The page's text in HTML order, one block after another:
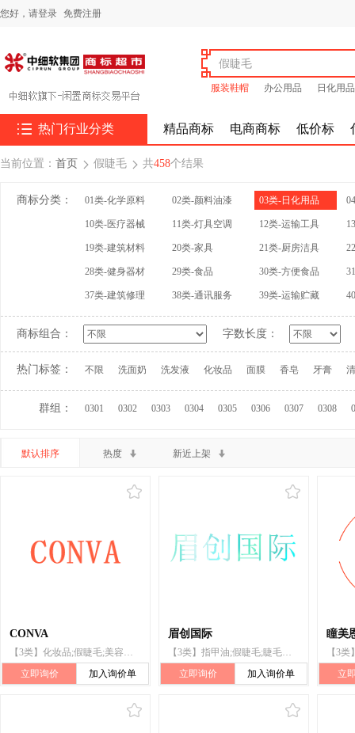
您好， 请登录 免费注册
服装鞋帽 办公用品 日化用品
 热门行业分类 精品商标 电商商标 低价标
当前位置： 首页  假睫毛  共458个结果
商标分类： 01类-化学原料 02类-颜料油漆 03类-日化用品
10类-医疗器械 11类-灯具空调 12类-运输工具
19类-建筑材料 20类-家具 21类-厨房洁具
28类-健身器材 29类-食品 30类-方便食品
37类-建筑修理 38类-通讯服务 39类-运输贮藏
商标组合： 字数长度：
热门标签： 不限 洗面奶 洗发液 化妆品 面膜 香皂 牙膏
群组： 0301 0302 0303 0304 0305 0306 0307 0308
默认排序 热度 新近上架
CONVA
【3类】化妆品;假睫毛;美容面膜;口红;香水;眼影盘;脱毛膏;爽肤水;非医用漱口剂;洗面奶
立即询价
加入询价单
眉创国际
【3类】指甲油;假睫毛;睫毛用化妆制剂;化妆品;化妆洗液;眉毛化妆品;假睫毛粘胶;睫毛膏;口红;烫发剂
立即询价
加入询价单
瞳美
立